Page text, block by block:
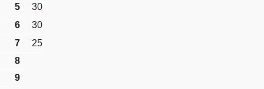
5
30
6
30
7
25
8
9